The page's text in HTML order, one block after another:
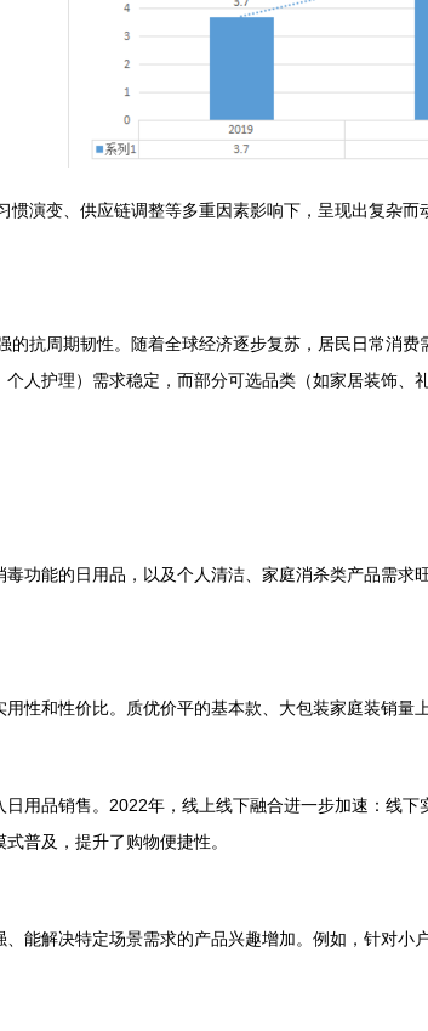
演变、供应链调整等多重因素影响下，呈现出复杂
抗周期韧性。随着全球经济逐步复苏，居民日常消
人护理）需求稳定，而部分可选品类（如家居装饰
功能的日用品，以及个人清洁、家庭消杀类产品需
性和性价比。质优价平的基本款、大包装家庭装销量
用品销售。2022年，线上线下融合进一步加速：线
普及，提升了购物便捷性。
能解决特定场景需求的产品兴趣增加。例如，针对